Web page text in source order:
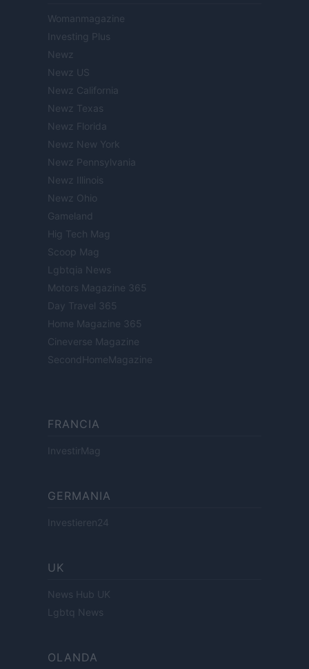
Womanmagazine
Investing Plus
Newz
Newz US
Newz California
Newz Texas
Newz Florida
Newz New York
Newz Pennsylvania
Newz Illinois
Newz Ohio
Gameland
Hig Tech Mag
Scoop Mag
Lgbtqia News
Motors Magazine 365
Day Travel 365
Home Magazine 365
Cineverse Magazine
SecondHomeMagazine
FRANCIA
InvestirMag
GERMANIA
Investieren24
UK
News Hub UK
Lgbtq News
OLANDA